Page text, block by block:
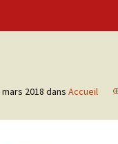
mars 2018 dans Accueil